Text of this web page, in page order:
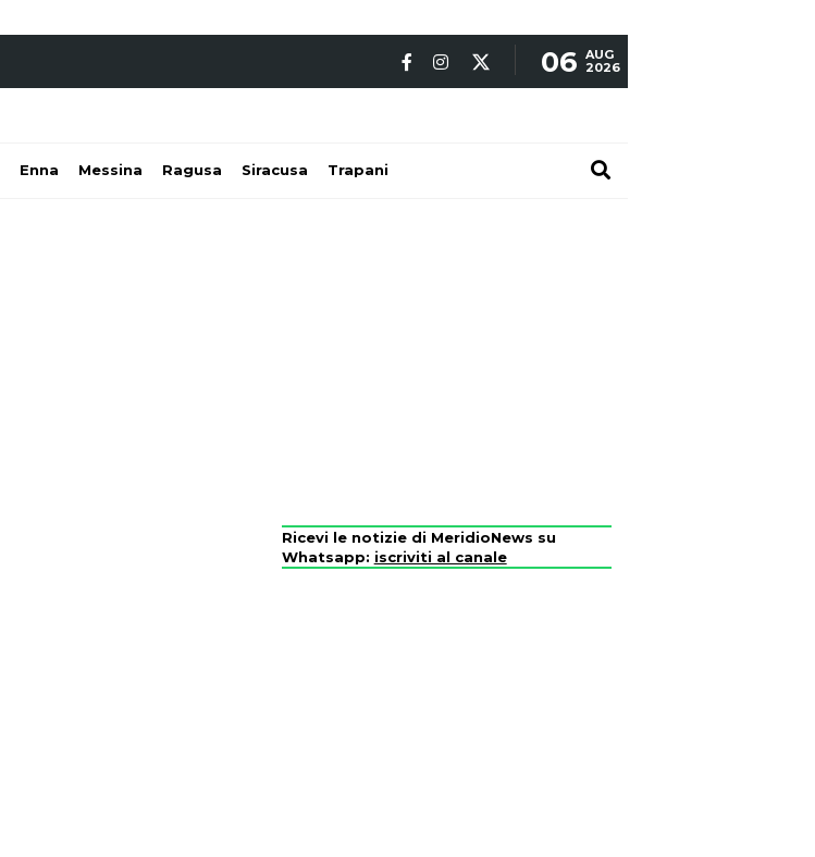
06 AUG
2026
Enna Messina Ragusa Siracusa Trapani
Ricevi le notizie di MeridioNews su
Whatsapp: iscriviti al canale